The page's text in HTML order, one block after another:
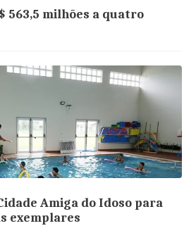
563,5 milhões a quatro
Amiga do Idoso para
exemplares